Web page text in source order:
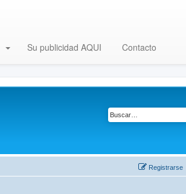
Su publicidad AQUI Contacto
Registrarse